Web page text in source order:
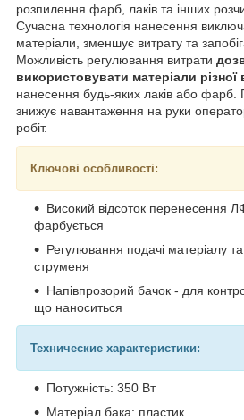
розпилення фарб, лаків та інших
Сучасна технологія нанесення
матеріали, зменшує витрату та
Можливість регулювання витрати
використовувати матеріали різної
нанесення будь-яких лаків або фарб.
знижує навантаження на руки
робіт.
Ключові особливості:
Високий відсоток
фарбується
Регулювання подачі матеріалу
струменя
Напівпрозорий бачок - для
що наноситься
Технические характеристики:
Потужність: 350 Вт
Матеріал бака: пластик